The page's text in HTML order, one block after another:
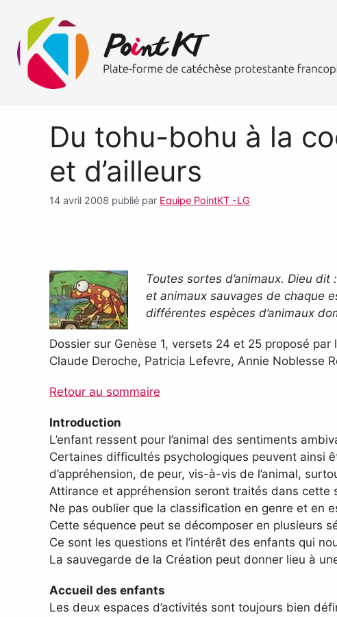
Du tohu-bohu à la
et d’ailleurs
14 avril 2008 publié par Equipe PointKT -LG
Toutes sortes d’animaux. Dieu
et animaux sauvages de chaque
différentes espèces d’animaux
Dossier sur Genèse 1, versets 24 et 25 proposé
Claude Deroche, Patricia Lefevre, Annie Noblesse
Retour au sommaire
Introduction
L’enfant ressent pour l’animal des sentiments
Certaines difficultés psychologiques peuvent ainsi
d’appréhension, de peur, vis-à-vis de l’animal,
Attirance et appréhension seront traités dans cette
Ne pas oublier que la classification en genre et en
Cette séquence peut se décomposer en plusieurs
Ce sont les questions et l’intérêt des enfants qui
La sauvegarde de la Création peut donner lieu à
Accueil des enfants
Les deux espaces d’activités sont toujours bien